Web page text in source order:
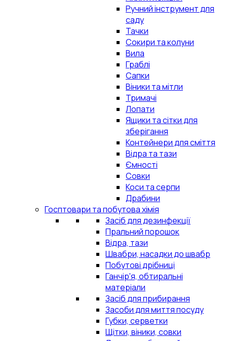
Ручний інструмент для
саду
Тачки
Сокири та колуни
Вила
Граблі
Сапки
Віники та мітли
Тримачі
Лопати
Ящики та сітки для
зберігання
Контейнери для сміття
Відра та тази
Ємності
Совки
Коси та серпи
Драбини
Госптовари та побутова хімія
Засіб для дезинфекції
Пральний порошок
Відра, тази
Швабри, насадки до швабр
Побутові дрібниці
Ганчір'я, обтиральні
матеріали
Засіб для прибирання
Засоби для миття посуду
Губки, серветки
Щітки, віники, совки